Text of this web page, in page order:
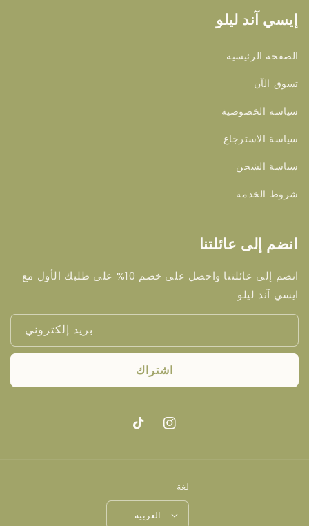
إيسي آند ليلو
الصفحة الرئيسية
تسوق الآن
سياسة الخصوصية
سياسة الاسترجاع
سياسة الشحن
شروط الخدمة
انضم إلى عائلتنا
انضم إلى عائلتنا واحصل على خصم 10% على طلبك الأول مع
ايسي آند ليلو
بريد إلكتروني
اشتراك
انستغرام تيك
لغة
العربية